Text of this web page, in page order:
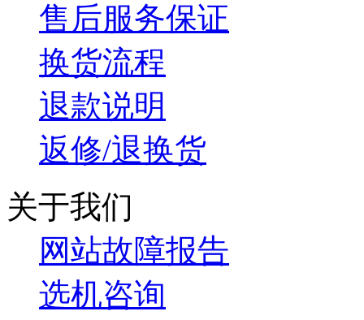
售后服务保证
换货流程
退款说明
返修/退换货
关于我们
网站故障报告
选机咨询